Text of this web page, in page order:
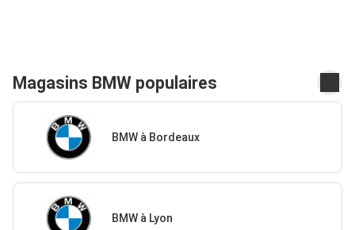
Magasins BMW populaires
BMW à Bordeaux
BMW à Lyon